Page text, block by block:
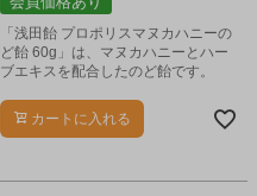
「浅田飴 プロポリスマヌカハニーの
ど飴 60g」は、マヌカハニーとハー
ブエキスを配合したのど飴です。
カートに入れる